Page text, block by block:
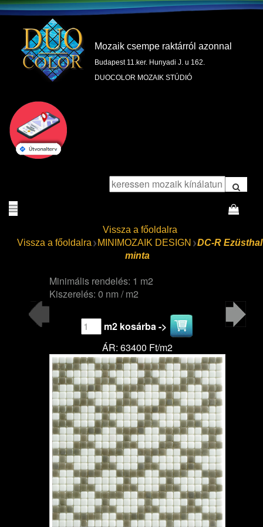
Mozaik csempe raktárról azonnal
Budapest 11.ker. Hunyadi J. u 162.
DUOCOLOR MOZAIK STÚDIÓ
Vissza a főoldalra
Vissza a főoldalra
MINIMOZAIK DESIGN
DC-R Ezüsthal
minta
Minimális rendelés: 1 m2
Kiszerelés: 0 nm / m2
m2 kosárba ->
ÁR: 63400 Ft/m2